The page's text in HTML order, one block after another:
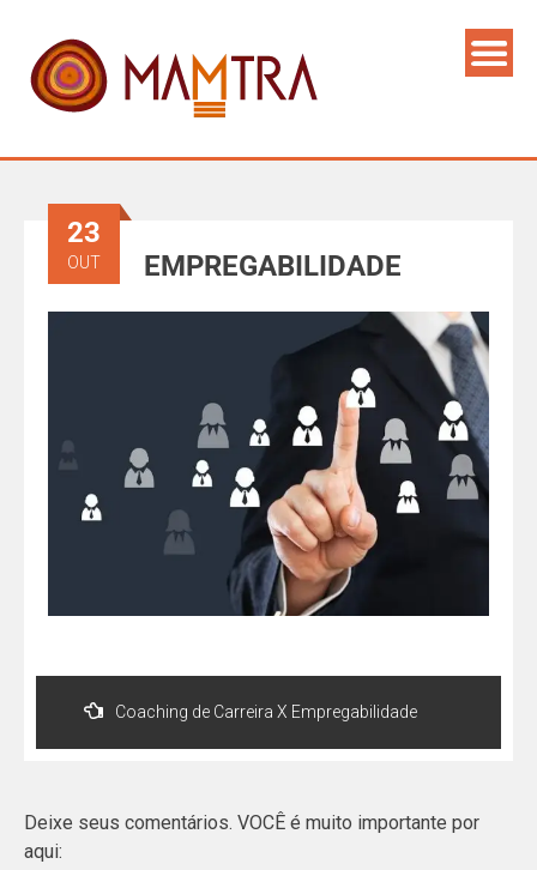
EMPREGABILIDADE
23
OUT
Coaching de Carreira X Empregabilidade
Deixe seus comentários. VOCÊ é muito importante por
aqui: